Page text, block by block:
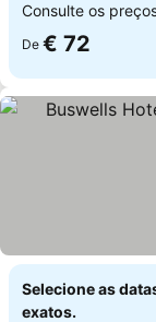
Consulte os
De € 72
Selecione as
exatos.